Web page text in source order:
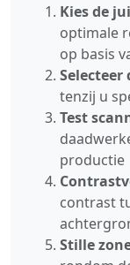
Kies de
optimale
op basis
Selecteer
tenzij u
Test
productie
contrast
Stille